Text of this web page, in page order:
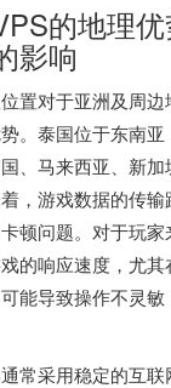
的地理
影响
置对于亚洲及周
。泰国位于东南
、马来西亚、新
，游戏数据的传输
顿问题。对于玩
的响应速度，尤
能导致操作不灵
常采用稳定的互